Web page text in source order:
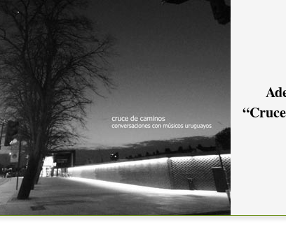
quién está mejor o peor que cual. Pero yo quiero que alguien
Digo, sin duda el jurado del Teatro de Verano tiene un
en lugar de ellos, porque tienen que puntuar todo, pero medir
Y yo creo que la gente de carnaval va y disfruta.
pero yo creo que la mayoría de la gente que vos ves en
a disfrutar.
de salir, los días previos, o de repente el día del Concurso
si yo estoy antes de entrar y no siento esa cosquillita en el
el Teatro de Verano es una cosa en el pecho, es una
el pecho), digo, vos sentís una risa y te juro que me pega en el
energía que me empuja el pecho, es muy fuerte. Si no sentís
de nervios sí, yo soy un tipo histérico, pero también se que